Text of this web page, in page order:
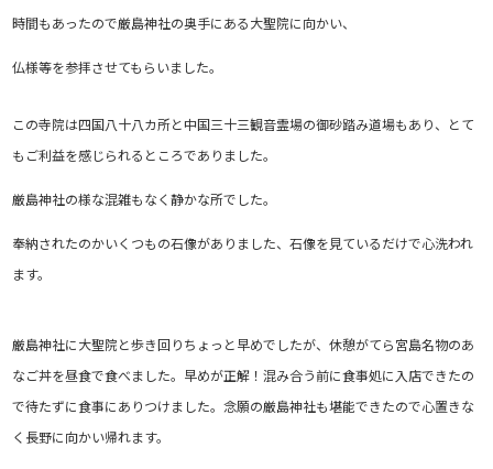
時間もあったので厳島神社の奥手にある大聖院に向かい、
仏様等を参拝させてもらいました。
この寺院は四国八十八カ所と中国三十三観音霊場の御砂踏み道場もあり、とて
もご利益を感じられるところでありました。
厳島神社の様な混雑もなく静かな所でした。
奉納されたのかいくつもの石像がありました、石像を見ているだけで心洗われ
ます。
厳島神社に大聖院と歩き回りちょっと早めでしたが、休憩がてら宮島名物のあ
なご丼を昼食で食べました。早めが正解！混み合う前に食事処に入店できたの
で待たずに食事にありつけました。念願の厳島神社も堪能できたので心置きな
く長野に向かい帰れます。